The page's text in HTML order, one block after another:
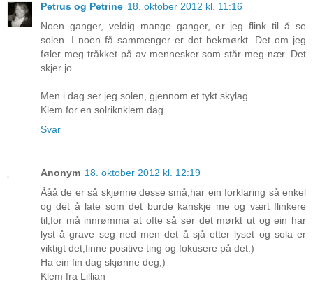
Petrus og Petrine 18. oktober 2012 kl. 11:16
Noen ganger, veldig mange ganger, er jeg flink til å se
solen. I noen få sammenger er det bekmørkt. Det om jeg
føler meg tråkket på av mennesker som står meg nær. Det
skjer jo ..
Men i dag ser jeg solen, gjennom et tykt skylag
Klem for en solriknklem dag
Svar
Anonym 18. oktober 2012 kl. 12:19
Ååå de er så skjønne desse små,har ein forklaring så enkel
og det å late som det burde kanskje me og vært flinkere
til,for må innrømma at ofte så ser det mørkt ut og ein har
lyst å grave seg ned men det å sjå etter lyset og sola er
viktigt det,finne positive ting og fokusere på det:)
Ha ein fin dag skjønne deg;)
Klem fra Lillian